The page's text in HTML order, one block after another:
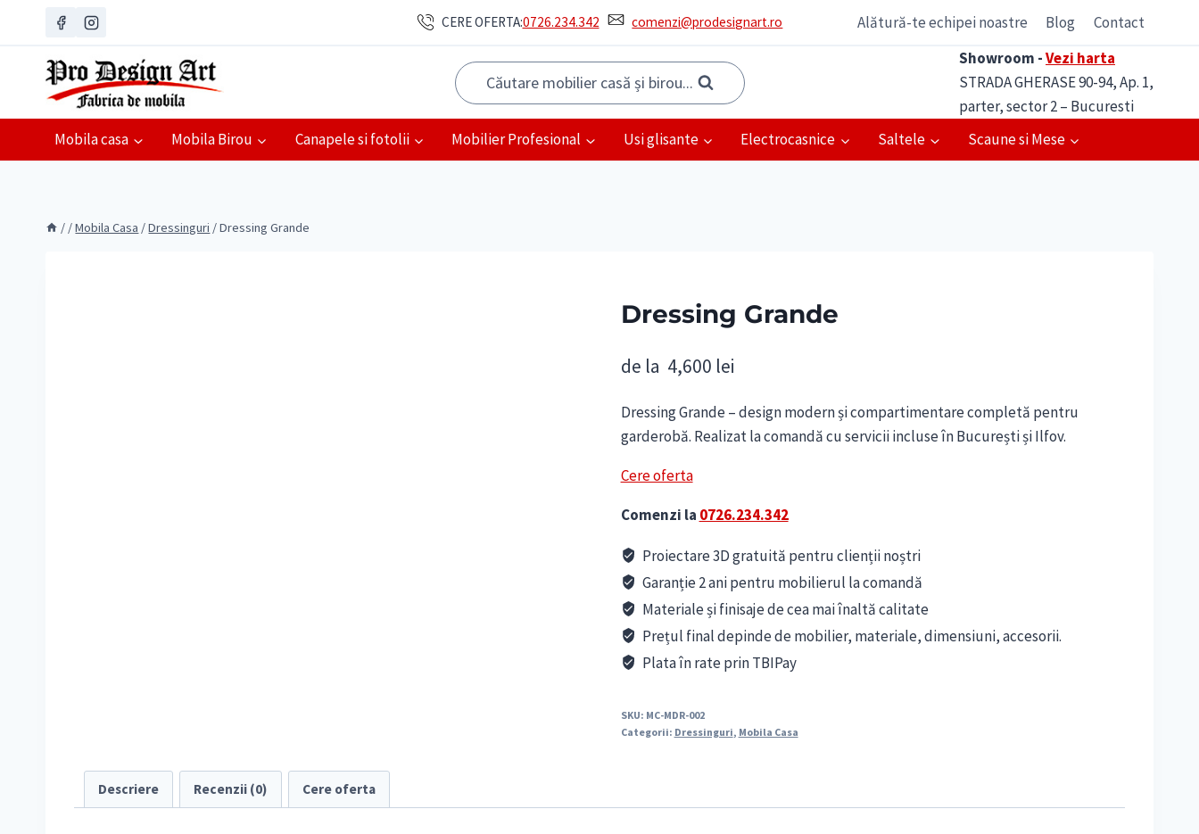
content
CERE OFERTA:0726.234.342 comenzi@prodesignart.ro Alătură-te echipei noastre Blog Contact
Căutare mobilier casă și birou...
Showroom -Vezi harta
STRADA GHERASE 90-94, Ap. 1,
parter, sector 2 – Bucuresti
Mobila casa
Mobila Birou Canapele si fotolii Mobilier Profesional Usi glisante Electrocasnice Saltele Scaune si Mese
/ /Mobila Casa /Dressinguri /Dressing Grande
Dressing Grande
de la 4,600 lei
Dressing Grande – design modern și compartimentare completă pentru
garderobă. Realizat la comandă cu servicii incluse în București și Ilfov.
Cere oferta
Comenzi la 0726.234.342
Proiectare 3D gratuită pentru clienții noștri
Garanție 2 ani pentru mobilierul la comandă
Materiale și finisaje de cea mai înaltă calitate
Prețul final depinde de mobilier, materiale, dimensiuni, accesorii.
Plata în rate prin TBIPay
SKU: MC-MDR-002
Categorii: Dressinguri, Mobila Casa
Descriere Recenzii (0) Cere oferta